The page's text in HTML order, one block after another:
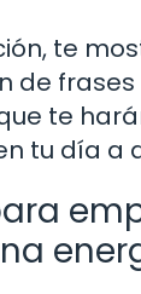
te
de
te
tu día a